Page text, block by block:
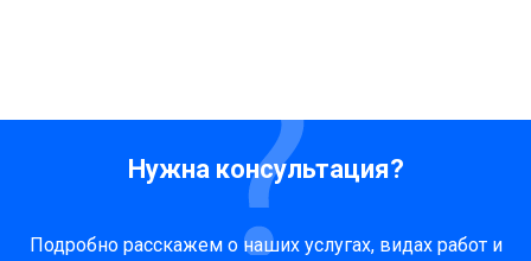
Нужна консультация?
Подробно расскажем о наших услугах, видах работ и